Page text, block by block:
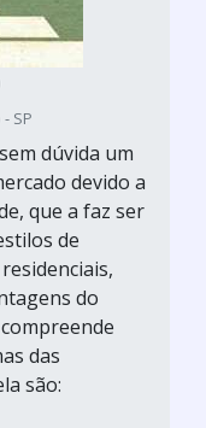
SP
dúvida um
devido a
que a faz ser
de
do
das
são: